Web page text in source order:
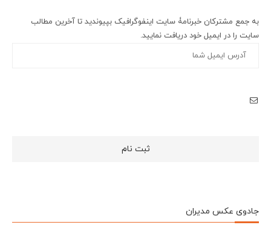
به جمع مشترکان خبرنامۀ سایت اینفوگرافیک بپیوندید تا آخرین مطالب
سایت را در ایمیل خود دریافت نمایید.
جادوی عکس مدیران